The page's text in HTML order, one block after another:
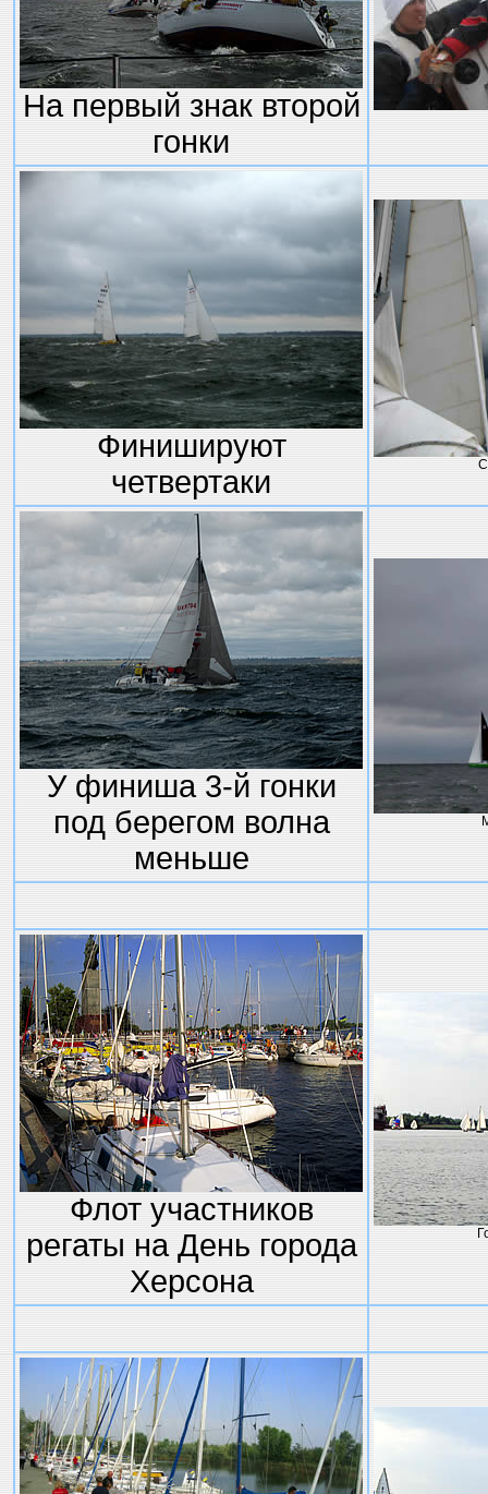
На первый знак второй
гонки
Финишируют
четвертаки
У финиша 3-й гонки
под берегом волна
меньше
Флот участников
регаты на День города
Херсона